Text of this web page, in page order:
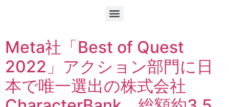
Meta社「Best of Quest
2022」アクション部門に日
本で唯一選出の株式会社